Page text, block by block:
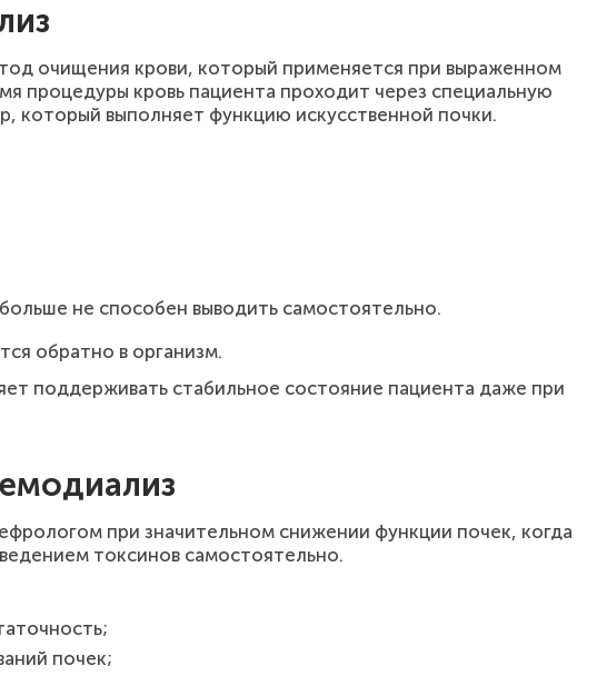
очищения крови, который применяется при выраженном
процедуры кровь пациента проходит через специальную
который выполняет функцию искусственной почки.
не способен выводить самостоятельно.
обратно в организм.
поддерживать стабильное состояние пациента даже при
при значительном снижении функции почек, когда
токсинов самостоятельно.
почек;